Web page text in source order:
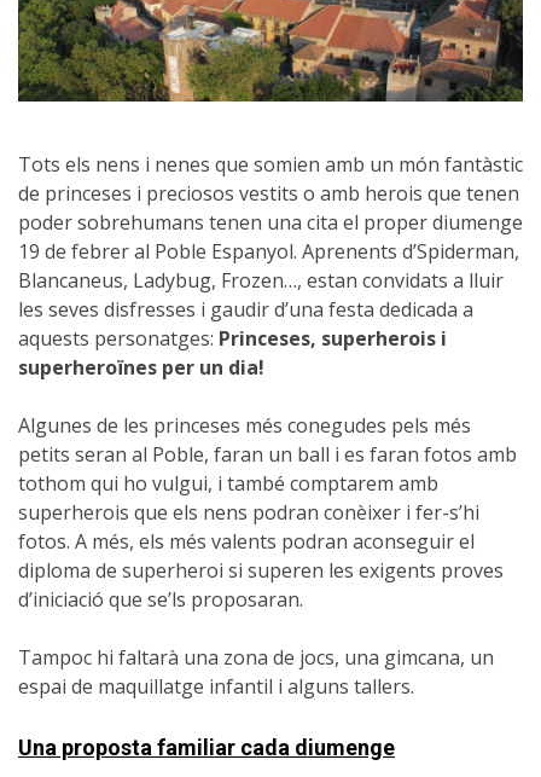
Tots els nens i nenes que somien amb un món fantàstic
de princeses i preciosos vestits o amb herois que tenen
poder sobrehumans tenen una cita el proper diumenge
19 de febrer al Poble Espanyol. Aprenents d’Spiderman,
Blancaneus, Ladybug, Frozen…, estan convidats a lluir
les seves disfresses i gaudir d’una festa dedicada a
aquests personatges: Princeses, superherois i
superheroïnes per un dia!
Algunes de les princeses més conegudes pels més
petits seran al Poble, faran un ball i es faran fotos amb
tothom qui ho vulgui, i també comptarem amb
superherois que els nens podran conèixer i fer-s’hi
fotos. A més, els més valents podran aconseguir el
diploma de superheroi si superen les exigents proves
d’iniciació que se’ls proposaran.
Tampoc hi faltarà una zona de jocs, una gimcana, un
espai de maquillatge infantil i alguns tallers.
Una proposta familiar cada diumenge